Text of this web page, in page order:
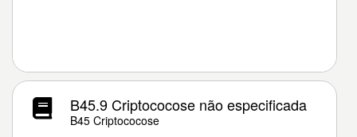
B45.9 Criptococose não especificada
B45 Criptococose